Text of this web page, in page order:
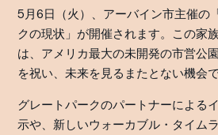
5月6日（火）、アーバイン市主催の
クの現状」が開催されます。この家
は、アメリカ最大の未開発の市営公
を祝い、未来を見るまたとない機会で
グレートパークのパートナーによる
示や、新しいウォーカブル・タイム